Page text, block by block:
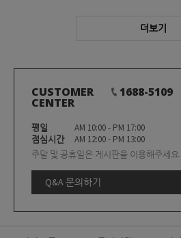
더보기
CUSTOMER
CENTER
1688-5109
평일
AM 10:00 - PM 17:00
점심시간
AM 12:00 - PM 13:00
주말 및 공휴일은 게시판을 이용해주세요.
Q&A 문의하기